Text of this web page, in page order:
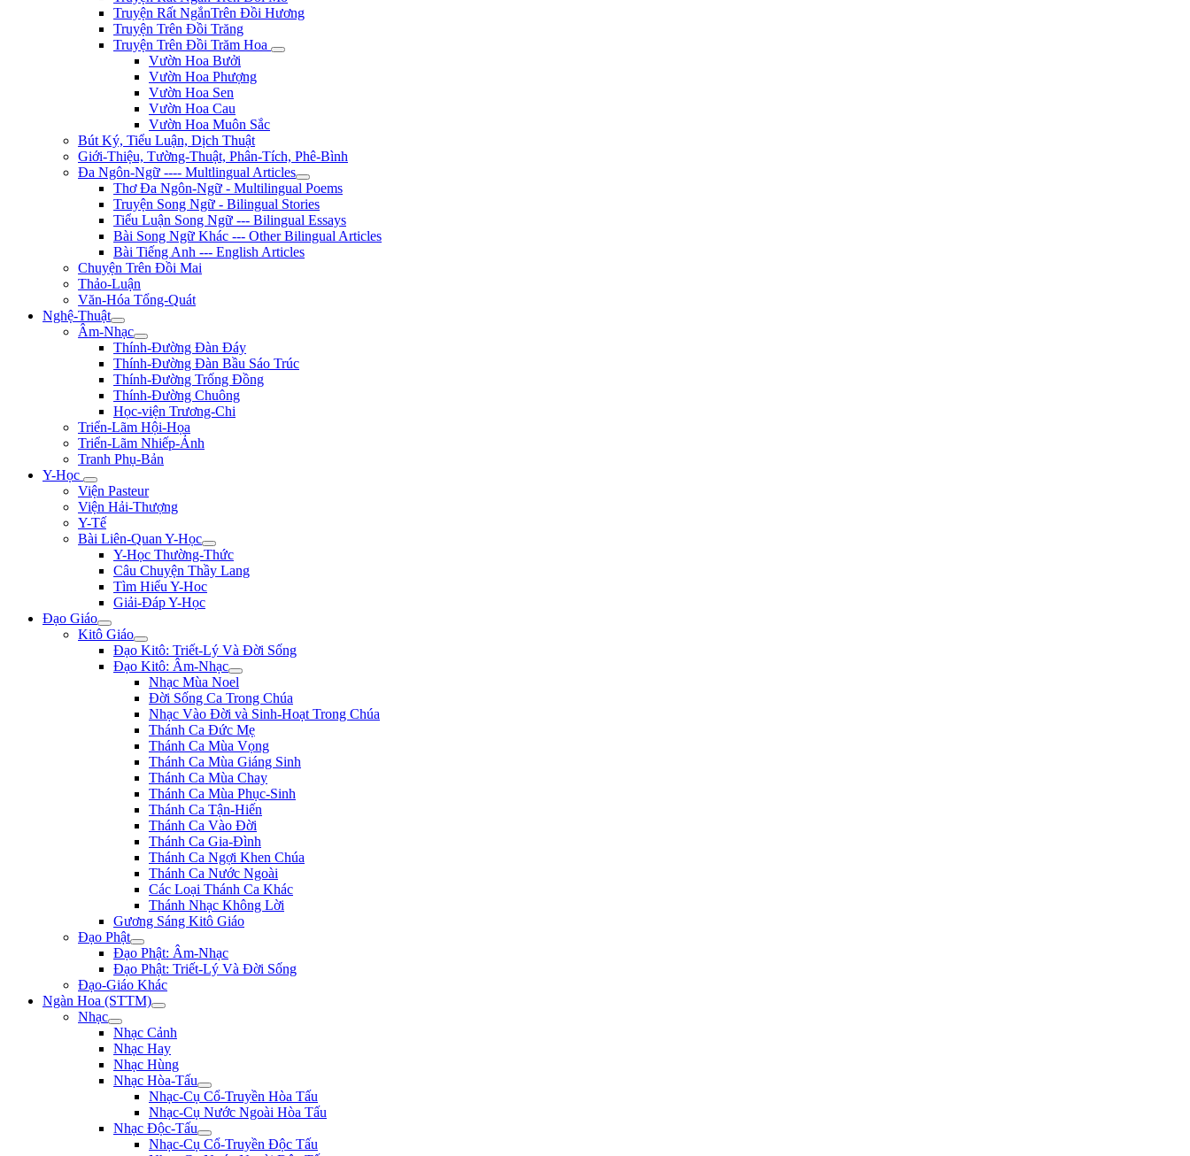
Truyện Rất NgắnTrên Đồi Hương
Truyện Trên Đồi Trăng
Truyện Trên Đồi Trăm Hoa
Vườn Hoa Bưởi
Vườn Hoa Phượng
Vườn Hoa Sen
Vườn Hoa Cau
Vườn Hoa Muôn Sắc
Bút Ký, Tiểu Luận, Dịch Thuật
Giới-Thiệu, Tường-Thuật, Phân-Tích, Phê-Bình
Đa Ngôn-Ngữ ---- Multlingual Articles
Thơ Đa Ngôn-Ngữ - Multilingual Poems
Truyện Song Ngữ - Bilingual Stories
Tiểu Luận Song Ngữ --- Bilingual Essays
Bài Song Ngữ Khác --- Other Bilingual Articles
Bài Tiếng Anh --- English Articles
Chuyện Trên Đồi Mai
Thảo-Luận
Văn-Hóa Tổng-Quát
Nghệ-Thuật
Âm-Nhạc
Thính-Đường Đàn Đáy
Thính-Đường Đàn Bầu Sáo Trúc
Thính-Đường Trống Đồng
Thính-Đường Chuông
Học-viện Trương-Chi
Triển-Lãm Hội-Họa
Triển-Lãm Nhiếp-Ảnh
Tranh Phụ-Bản
Y-Học
Viện Pasteur
Viện Hải-Thượng
Y-Tế
Bài Liên-Quan Y-Học
Y-Học Thường-Thức
Câu Chuyện Thầy Lang
Tìm Hiểu Y-Hoc
Giải-Đáp Y-Học
Đạo Giáo
Kitô Giáo
Đạo Kitô: Triết-Lý Và Đời Sống
Đạo Kitô: Âm-Nhạc
Nhạc Mùa Noel
Đời Sống Ca Trong Chúa
Nhạc Vào Đời và Sinh-Hoạt Trong Chúa
Thánh Ca Đức Mẹ
Thánh Ca Mùa Vọng
Thánh Ca Mùa Giáng Sinh
Thánh Ca Mùa Chay
Thánh Ca Mùa Phục-Sinh
Thánh Ca Tận-Hiến
Thánh Ca Vào Đời
Thánh Ca Gia-Đình
Thánh Ca Ngợi Khen Chúa
Thánh Ca Nước Ngoài
Các Loại Thánh Ca Khác
Thánh Nhạc Không Lời
Gương Sáng Kitô Giáo
Đạo Phật
Đạo Phật: Âm-Nhạc
Đạo Phật: Triết-Lý Và Đời Sống
Đạo-Giáo Khác
Ngàn Hoa (STTM)
Nhạc
Nhạc Cảnh
Nhạc Hay
Nhạc Hùng
Nhạc Hòa-Tấu
Nhạc-Cụ Cổ-Truyền Hòa Tấu
Nhạc-Cụ Nước Ngoài Hòa Tấu
Nhạc Độc-Tấu
Nhạc-Cụ Cổ-Truyền Độc Tấu